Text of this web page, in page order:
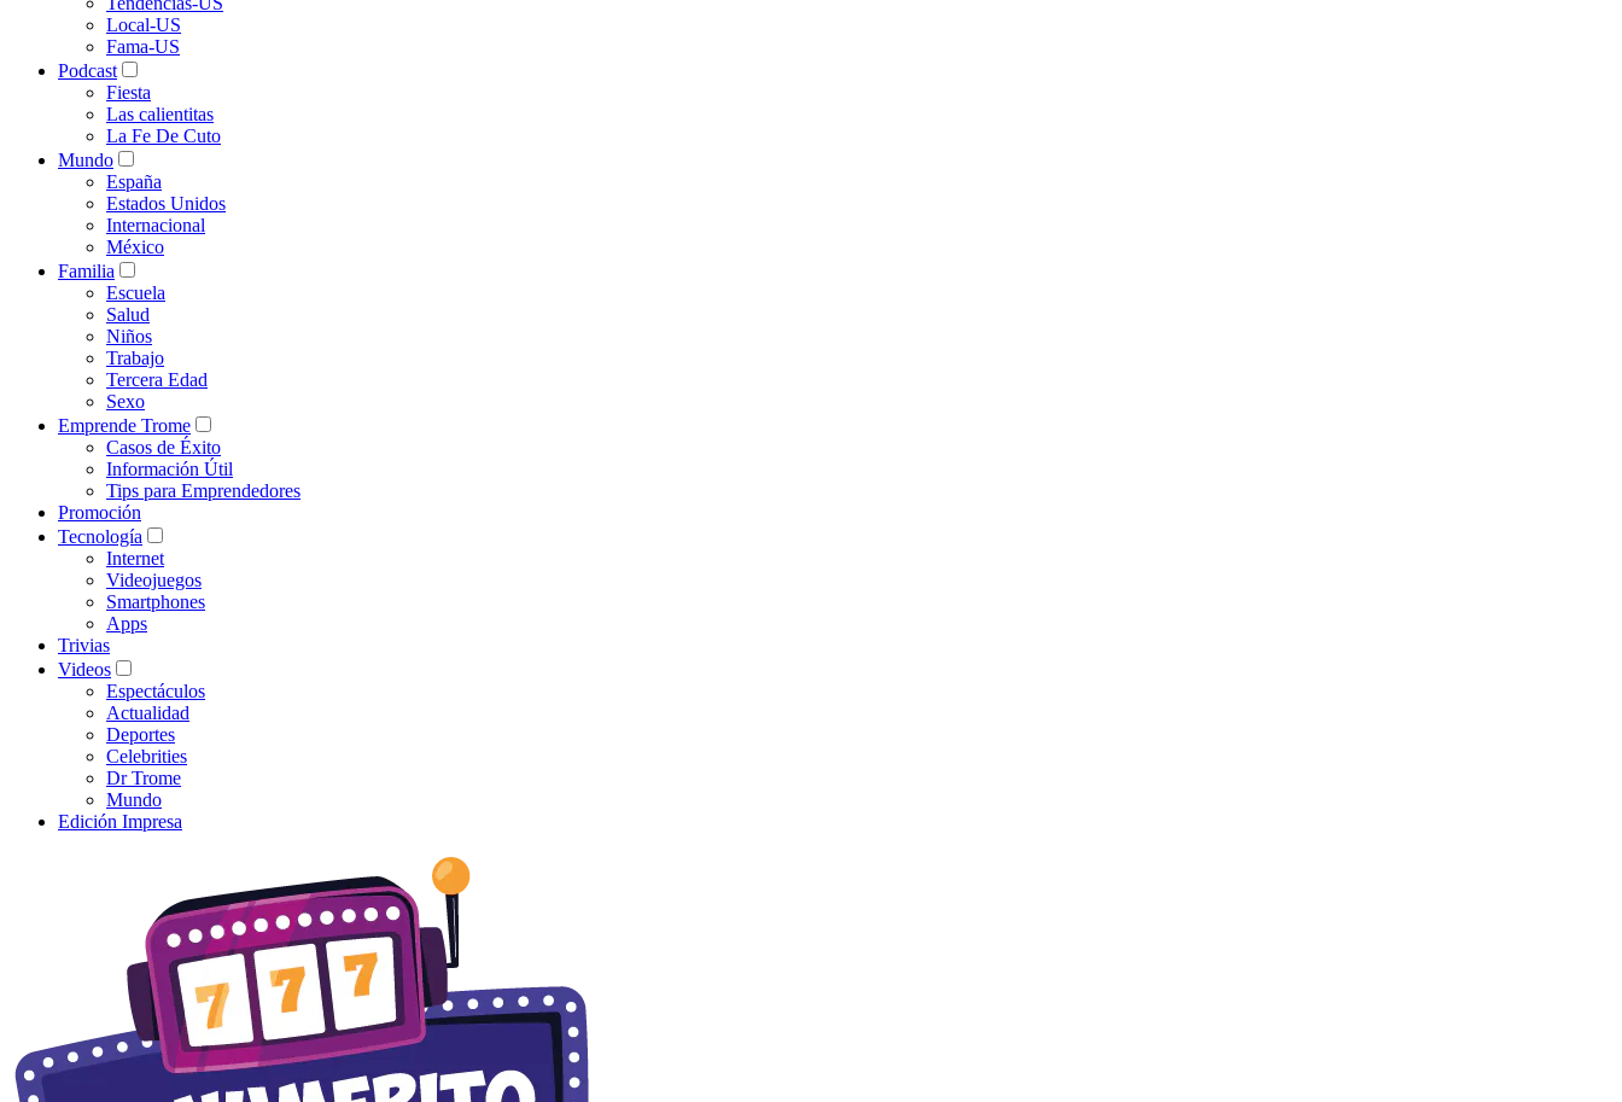
Local-US
Fama-US
Podcast
Fiesta
Las calientitas
La Fe De Cuto
Mundo
España
Estados Unidos
Internacional
México
Familia
Escuela
Salud
Niños
Trabajo
Tercera Edad
Sexo
Emprende Trome
Casos de Éxito
Información Útil
Tips para Emprendedores
Promoción
Tecnología
Internet
Videojuegos
Smartphones
Apps
Trivias
Videos
Espectáculos
Actualidad
Deportes
Celebrities
Dr Trome
Mundo
Edición Impresa